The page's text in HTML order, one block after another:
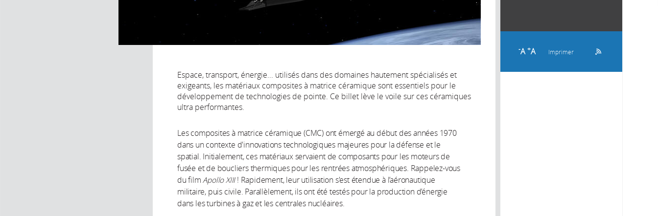
-A +A Imprimer
Espace, transport, énergie... utilisés dans des domaines hautement spécialisés et
exigeants, les matériaux composites à matrice céramique sont essentiels pour le
développement de technologies de pointe. Ce billet lève le voile sur ces céramiques
ultra performantes.
Les composites à matrice céramique (CMC) ont émergé au début des années 1970
dans un contexte d'innovations technologiques majeures pour la défense et le
spatial. Initialement, ces matériaux servaient de composants pour les moteurs de
fusée et de boucliers thermiques pour les rentrées atmosphériques. Rappelez-vous
du filmApollo XIII! Rapidement, leur utilisation s'est étendue à l’aéronautique
militaire, puis civile. Parallèlement, ils ont été testés pour la production d’énergie
dans les turbines à gaz et les centrales nucléaires.